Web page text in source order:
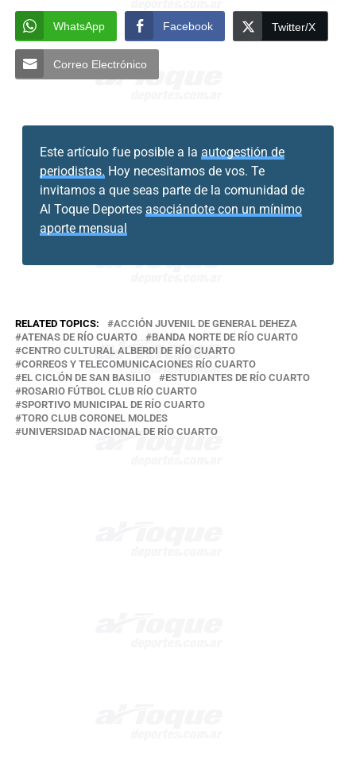
WhatsApp Facebook Twitter/X
Correo Electrónico
Este artículo fue posible a la autogestión de
periodistas. Hoy necesitamos de vos. Te
invitamos a que seas parte de la comunidad de
Al Toque Deportes asociándote con un mínimo
aporte mensual
RELATED TOPICS:
ACCIÓN JUVENIL DE GENERAL DEHEZA
ATENAS DE RÍO CUARTO
BANDA NORTE DE RÍO CUARTO
CENTRO CULTURAL ALBERDI DE RÍO CUARTO
CORREOS Y TELECOMUNICACIONES RÍO CUARTO
EL CICLÓN DE SAN BASILIO
ESTUDIANTES DE RÍO CUARTO
ROSARIO FÚTBOL CLUB RÍO CUARTO
SPORTIVO MUNICIPAL DE RÍO CUARTO
TORO CLUB CORONEL MOLDES
UNIVERSIDAD NACIONAL DE RÍO CUARTO